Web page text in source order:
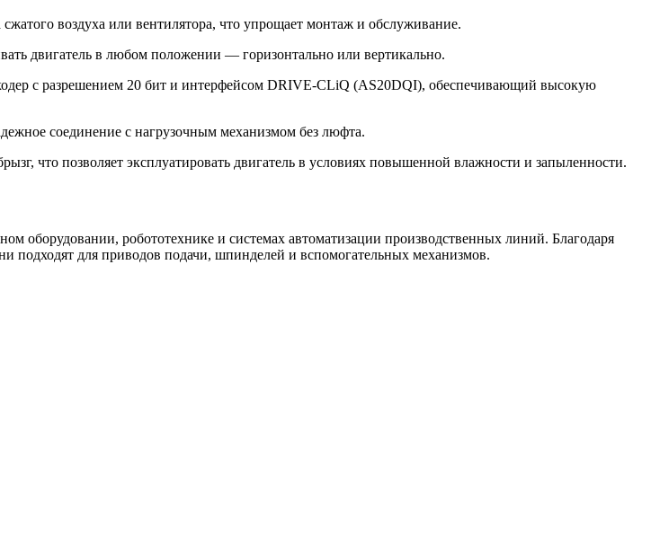
воздуха или вентилятора, что упрощает монтаж и обслуживание.
двигатель в любом положении — горизонтально или вертикально.
с разрешением 20 бит и интерфейсом DRIVE-CLiQ (AS20DQI), обеспечивающий высокую
соединение с нагрузочным механизмом без люфта.
что позволяет эксплуатировать двигатель в условиях повышенной влажности и запыленности.
оборудовании, робототехнике и системах автоматизации производственных линий. Благодаря
подходят для приводов подачи, шпинделей и вспомогательных механизмов.